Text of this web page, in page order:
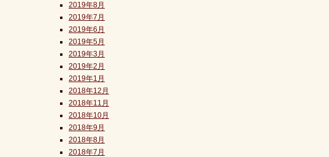
2019年8月
2019年7月
2019年6月
2019年5月
2019年3月
2019年2月
2019年1月
2018年12月
2018年11月
2018年10月
2018年9月
2018年8月
2018年7月